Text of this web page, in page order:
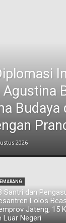
Budaya
2026
Santri dan
Lolos
Jateng, 15
Luar Negeri